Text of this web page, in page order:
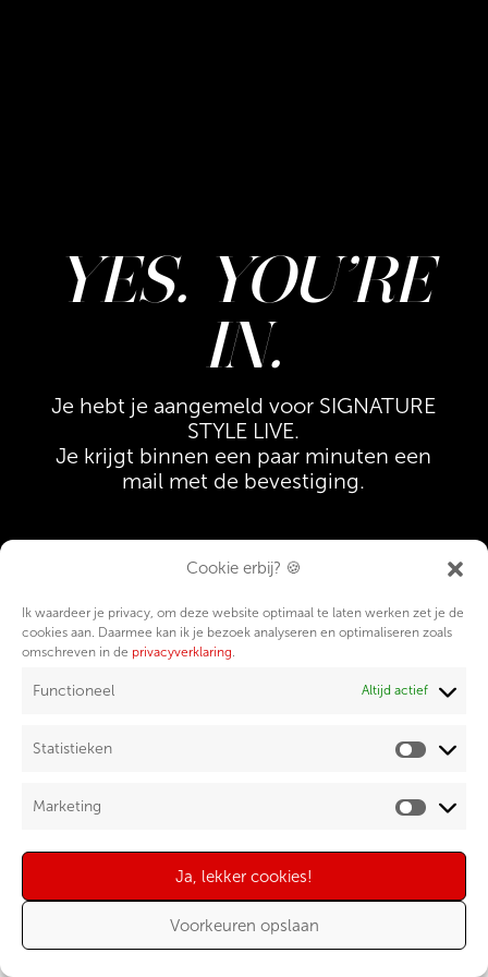
Cookie erbij? 🍪
Ik waardeer je privacy, om deze website optimaal te laten werken zet je de
cookies aan. Daarmee kan ik je bezoek analyseren en optimaliseren zoals
omschreven in de privacyverklaring.
Functioneel Altijd actief
Statistieken
Marketing
Ja, lekker cookies!
Voorkeuren opslaan
YES. YOU’RE
IN.
Je hebt je aangemeld voor SIGNATURE
STYLE LIVE.
Je krijgt binnen een paar minuten een
mail met de bevestiging.